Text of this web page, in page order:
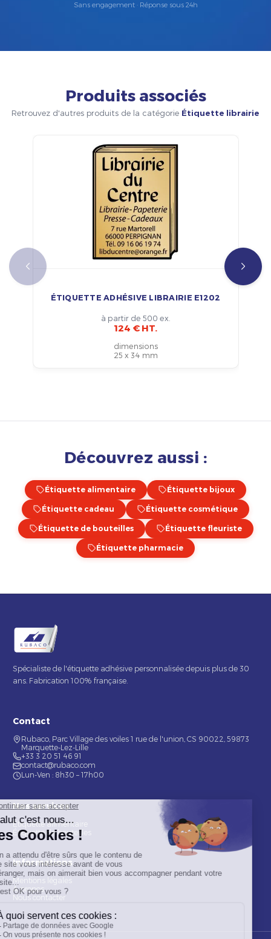
Sans engagement · Réponse sous 24h
Produits associés
Retrouvez d'autres produits de la catégorie Étiquette librairie
ÉTIQUETTE ADHÉSIVE LIBRAIRIE E1202
à partir de 500 ex.
124 € HT.
dimensions
25 x 34 mm
Découvrez aussi :
Étiquette alimentaire Étiquette bijoux
Étiquette cadeau Étiquette cosmétique
Étiquette de bouteilles Étiquette fleuriste
Étiquette pharmacie
Spécialiste de l'étiquette adhésive personnalisée depuis plus de 30
ans. Fabrication 100% française.
Contact
Rubaco, Parc Village des voiles 1 rue de l'union, CS 90022, 59873
Marquette-Lez-Lille
+33 3 20 51 46 91
contact@rubaco.com
Lun-Ven : 8h30 – 17h00
Nos services
Étiquette alimentaire
Étiquette de bouteilles
Informations
Mentions légales
À propos
Nous contacter